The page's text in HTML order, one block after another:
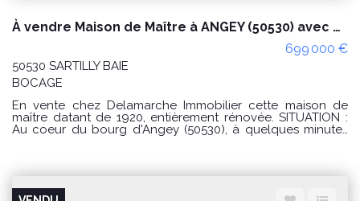
43 93,
À vendre Maison de Maître à ANGEY (50530) avec 6 chambres, piscine naturelle et dépendance
699 000 €
50530 SARTILLY BAIE
BOCAGE
En vente chez Delamarche Immobilier cette maison de
maître datant de 1920, entièrement rénovée. SITUATION :
Au coeur du bourg d'Angey (50530), à quelques minutes
salon avec cheminée, une cuisine aménagée et équipée,